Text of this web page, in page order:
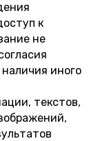
к
не
иного
текстов,